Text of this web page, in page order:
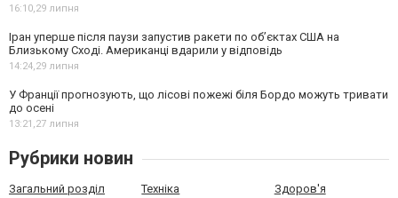
16:10,29 липня
Іран уперше після паузи запустив ракети по обʼєктах США на
Близькому Сході. Американці вдарили у відповідь
14:24,29 липня
У Франції прогнозують, що лісові пожежі біля Бордо можуть тривати
до осені
13:21,27 липня
Рубрики новин
Загальний розділ Техніка Здоров'я